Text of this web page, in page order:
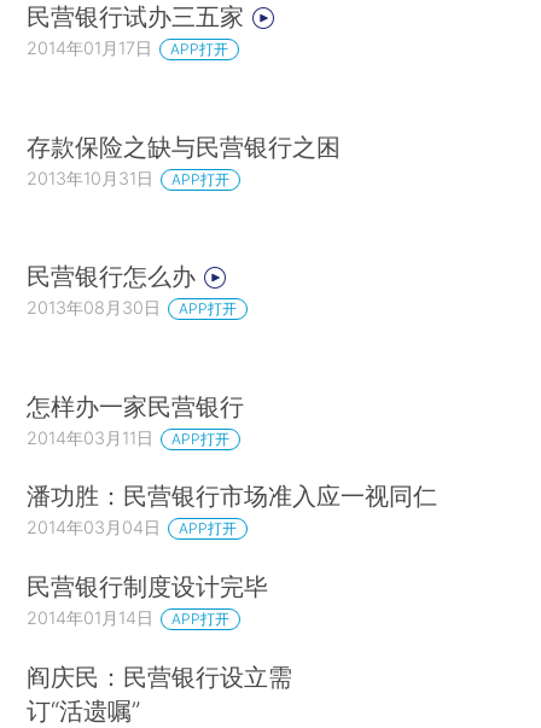
民营银行试办三五家
2014年01月17日 APP打开
存款保险之缺与民营银行之困
2013年10月31日 APP打开
民营银行怎么办
2013年08月30日 APP打开
怎样办一家民营银行
2014年03月11日 APP打开
潘功胜：民营银行市场准入应一视同仁
2014年03月04日 APP打开
民营银行制度设计完毕
2014年01月14日 APP打开
阎庆民：民营银行设立需
订“活遗嘱”